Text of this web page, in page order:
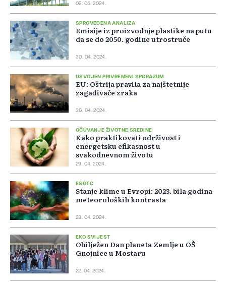
02. 05. 2024.
SPROVEDENA ANALIZA
Emisije iz proizvodnje plastike na putu
da se do 2050. godine utrostruče
30. 04. 2024.
USVOJEN PRIVREMENI SPORAZUM
EU: Oštrija pravila za najštetnije
zagađivače zraka
30. 04. 2024.
OČUVANJE ŽIVOTNE SREDINE
Kako praktikovati održivost i
energetsku efikasnost u
svakodnevnom životu
29. 04. 2024.
ESOTC
Stanje klime u Evropi: 2023. bila godina
meteoroloških kontrasta
28. 04. 2024.
EKO SVIJEST
Obilježen Dan planeta Zemlje u OŠ
Gnojnice u Mostaru
22. 04. 2024.